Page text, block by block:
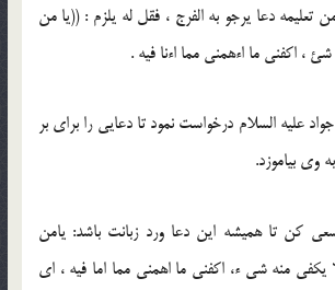
دعا يرجو به الفرج ، فقل له يلزم : ((يا من
، اكفنى ما اءهمنى مما اءنا فيه .
عليه السلام درخواست نمود تا دعايى را براى بر
بياموزد.
كن تا هميشه اين دعا ورد زبانت باشد: يامن
منه شى ء، اكفنى ما اهمنى مما اما فيه ، اى